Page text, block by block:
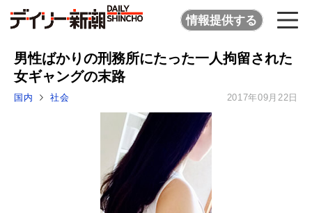
情報提供する
男性ばかりの刑務所にたった一人拘留された
女ギャングの末路
国内 社会 2017年09月22日